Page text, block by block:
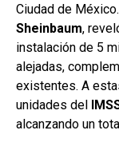
Ciudad de
Sheinbaum,
instalación de 5
alejadas,
existentes. A
unidades del
alcanzando un